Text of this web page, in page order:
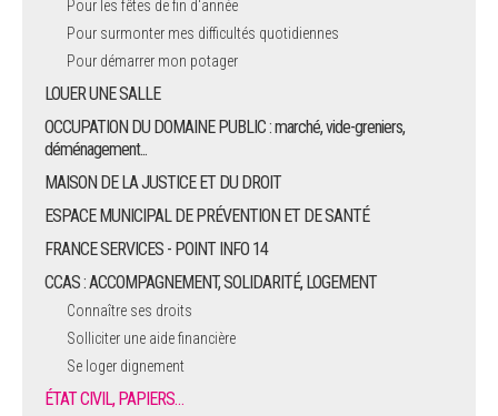
Pour les fêtes de fin d'année
Pour surmonter mes difficultés quotidiennes
Pour démarrer mon potager
LOUER UNE SALLE
OCCUPATION DU DOMAINE PUBLIC : marché, vide-greniers,
déménagement...
MAISON DE LA JUSTICE ET DU DROIT
ESPACE MUNICIPAL DE PRÉVENTION ET DE SANTÉ
FRANCE SERVICES - POINT INFO 14
CCAS : ACCOMPAGNEMENT, SOLIDARITÉ, LOGEMENT
Connaître ses droits
Solliciter une aide financière
Se loger dignement
ÉTAT CIVIL, PAPIERS…